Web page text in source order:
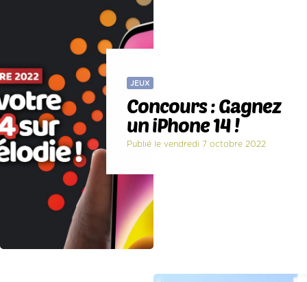
JEUX
Concours : Gagnez
un iPhone 14 !
Publié le vendredi 7 octobre 2022